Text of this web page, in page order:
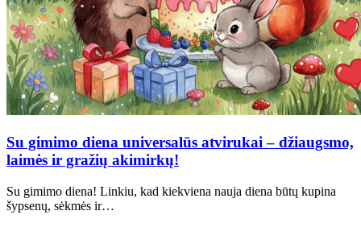
Su gimimo diena universalūs atvirukai – džiaugsmo,
laimės ir gražių akimirkų!
Su gimimo diena! Linkiu, kad kiekviena nauja diena būtų kupina
šypsenų, sėkmės ir…